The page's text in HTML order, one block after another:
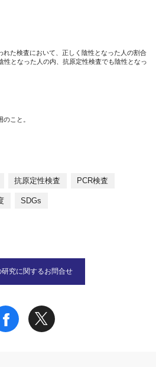
株に対して抗原定性検査の感度が
「BNJ Open」に、2023年1月30日（
型コロナウイルス感染症の感染拡大
30日（月）19時45分（日本時間）に
れた検査において、正しく陰性となった人の割合
性となった人の内、抗原定性検査でも陰性となっ
こと。
抗原定性検査 PCR検査
SDGs
研究に関するお問合せ